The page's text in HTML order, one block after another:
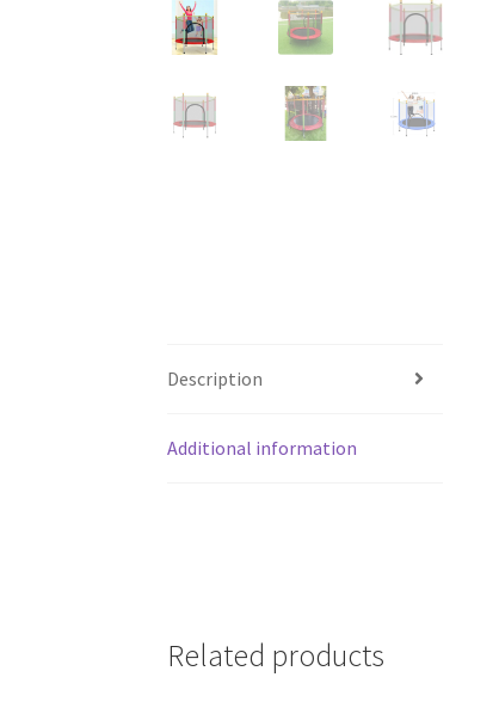
Description
Additional information
Related products